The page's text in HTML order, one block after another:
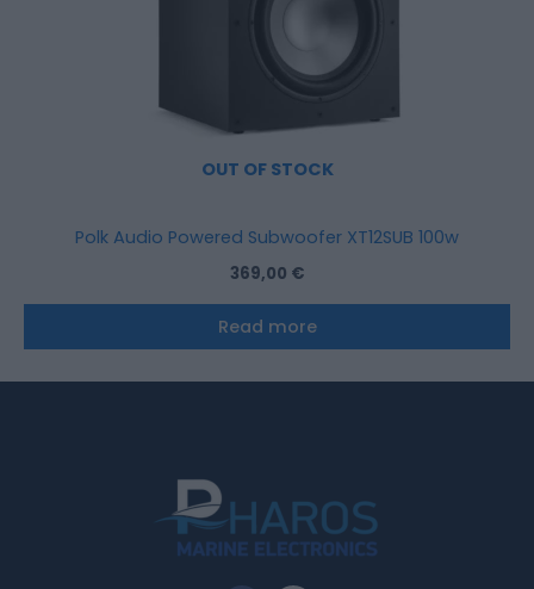
OUT OF STOCK
Polk Audio Powered Subwoofer XT12SUB 100w
369,00 €
Read more